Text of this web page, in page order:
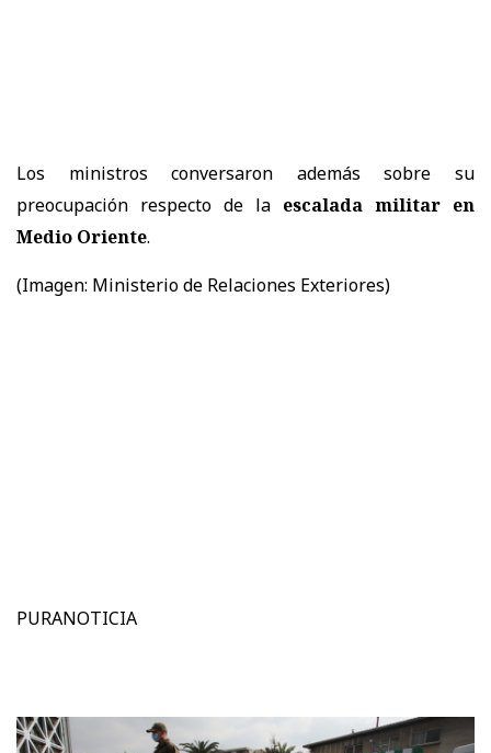
Los ministros conversaron además sobre su
preocupación respecto de la escalada militar en
Medio Oriente.
(Imagen: Ministerio de Relaciones Exteriores)
PURANOTICIA